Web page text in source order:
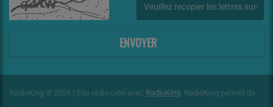
ENVOYER
RadioKing © 2026 | Site radio créé avec RadioKing. RadioKing permet de